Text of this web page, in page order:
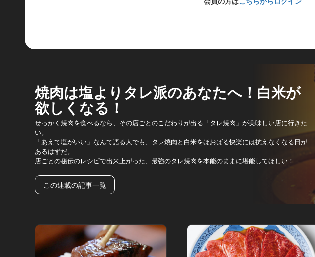
焼肉は塩よりタレ派のあなたへ！白米が
欲しくなる！
せっかく焼肉を食べるなら、その店ごとのこだわりが出る「タレ焼肉」が美味しい店に行きた
い。
「あえて塩がいい」なんて語る人でも、タレ焼肉と白米をほおばる快楽には抗えなくなる日が
あるはずだ。
店ごとの秘伝のレシピで出来上がった、最強のタレ焼肉を本能のままに堪能してほしい！
この連載の記事一覧